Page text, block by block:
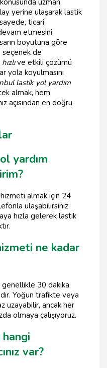
uzman
yerine ulaşarak lastik
ticari
etmesini
boyutuna göre
de
hızlıve etkili çözümü
yola koyulmasını
lastik yol yardım
almak, hem
açısından en doğru
yardım
almak için 24
ulaşabilirsiniz.
hızla gelerek lastik
ne kadar
30 dakika
Yoğun trafikte veya
uzayabilir, ancak her
olmaya çalışıyoruz.
var?